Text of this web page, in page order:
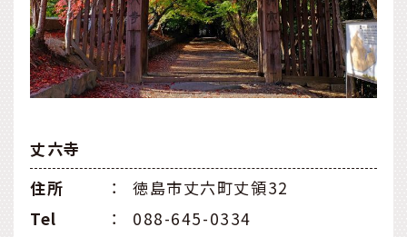
丈六寺
住所
：
徳島市丈六町丈領32
Tel
：
088-645-0334